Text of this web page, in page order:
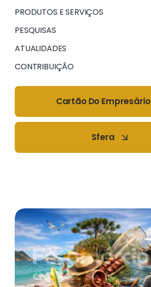
PRODUTOS E SERVIÇOS
PESQUISAS
ATUALIDADES
CONTRIBUIÇÃO
Cartão Do Empresário
Sfera